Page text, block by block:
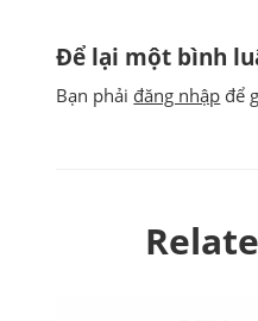
Để lại một bình
Bạn phải đăng nhập để